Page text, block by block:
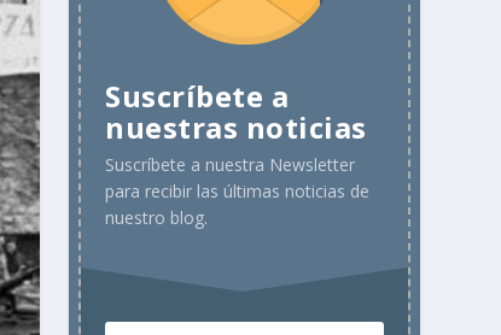
Suscríbete a
nuestras noticias
Suscríbete a nuestra Newsletter
para recibir las últimas noticias de
nuestro blog.